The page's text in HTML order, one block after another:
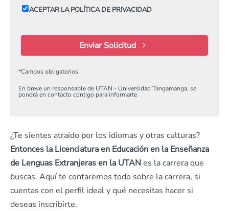
ACEPTAR LA POLÍTICA DE PRIVACIDAD
Enviar Solicitud
*Campos obligatorios
En breve un responsable de UTAN - Universidad Tangamanga, se
pondrá en contacto contigo para informarte
¿Te sientes atraído por los idiomas y otras culturas?
Entonces la Licenciatura en Educación en la Enseñanza
de Lenguas Extranjeras en la UTAN es la carrera que
buscas. Aquí te contaremos todo sobre la carrera, si
cuentas con el perfil ideal y qué necesitas hacer si
deseas inscribirte.